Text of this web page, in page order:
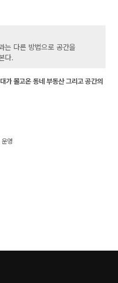
는 다른 방법으로 공간을
다.
가 몰고온 동네 부동산 그리고 공간의
운영